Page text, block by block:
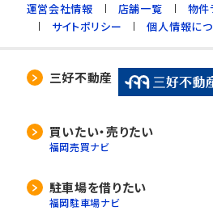
運営会社情報 店舗一覧
物件
サイトポリシー
個人情報に
三好不動産
買いたい・売りたい
福岡売買ナビ
駐車場を借りたい
福岡駐車場ナビ